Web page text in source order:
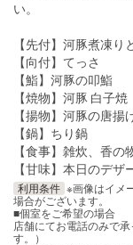
い。
【先付】河豚煮凍り
【向付】てっさ
【鮨】河豚の叩鮨
【焼物】河豚 白子焼
【揚物】河豚の唐揚
【鍋】ちり鍋
【食事】雑炊、香の
【甘味】本日のデザ
利用条件 ※画像はイメ
場合がございます。
■個室をご希望の場合
店舗にてお電話のみで
す。）